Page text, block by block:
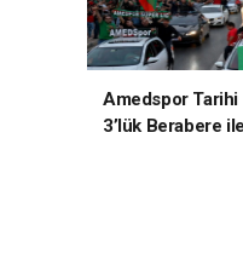
Amedspor Tarihi
3’lük Berabere